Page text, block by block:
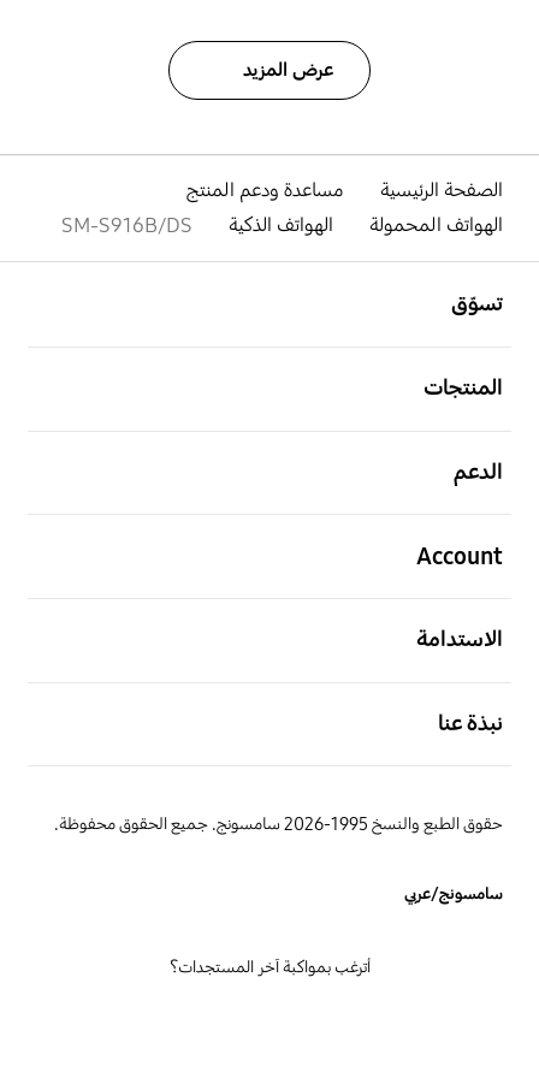
عرض المزيد
الصفحة الرئيسية
مساعدة ودعم المنتج
الهواتف المحمولة
الهواتف الذكية SM-S916B/DS
تسوّق
المنتجات
الدعم
Account
الاستدامة
نبذة عنا
حقوق الطبع والنسخ 1995-2026 سامسونج. جميع الحقوق محفوظة.
سامسونج/عربي
أترغب بمواكبة آخر المستجدات؟